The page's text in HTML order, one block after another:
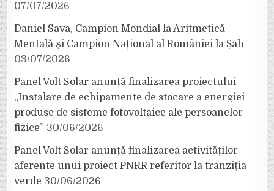
07/07/2026
Daniel Sava, Campion Mondial la Aritmetică
Mentală și Campion Național al României la Șah
03/07/2026
Panel Volt Solar anunță finalizarea proiectului
„Instalare de echipamente de stocare a energiei
produse de sisteme fotovoltaice ale persoanelor
fizice” 30/06/2026
Panel Volt Solar anunță finalizarea activităților
aferente unui proiect PNRR referitor la tranziția
verde 30/06/2026